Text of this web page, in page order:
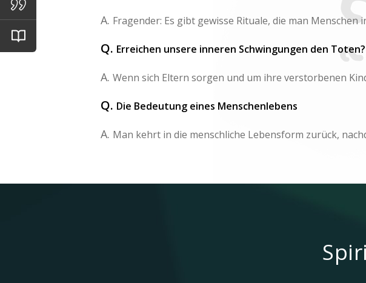
A. Fragender: Es gibt gewisse Rituale, die man Menschen
Q. Erreichen unsere inneren Schwingungen den Toten?
A. Wenn sich Eltern sorgen und um ihre verstorbenen
Q. Die Bedeutung eines Menschenlebens
A. Man kehrt in die menschliche Lebensform zurück,